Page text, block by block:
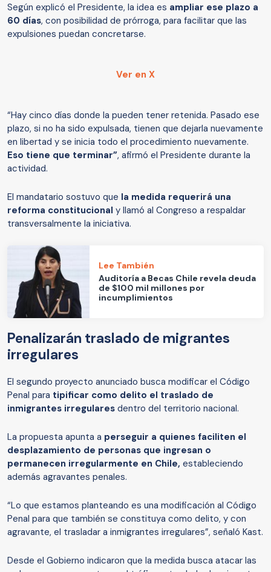
Según explicó el Presidente, la idea es ampliar ese plazo a
60 días, con posibilidad de prórroga, para facilitar que las
expulsiones puedan concretarse.
Ver en X
“Hay cinco días donde la pueden tener retenida. Pasado ese
plazo, si no ha sido expulsada, tienen que dejarla nuevamente
en libertad y se inicia todo el procedimiento nuevamente.
Eso tiene que terminar”, afirmó el Presidente durante la
actividad.
El mandatario sostuvo que la medida requerirá una
reforma constitucional y llamó al Congreso a respaldar
transversalmente la iniciativa.
Lee También
Auditoría a Becas Chile revela deuda
de $100 mil millones por
incumplimientos
Penalizarán traslado de migrantes
irregulares
El segundo proyecto anunciado busca modificar el Código
Penal para tipificar como delito el traslado de
inmigrantes irregulares dentro del territorio nacional.
La propuesta apunta a perseguir a quienes faciliten el
desplazamiento de personas que ingresan o
permanecen irregularmente en Chile, estableciendo
además agravantes penales.
“Lo que estamos planteando es una modificación al Código
Penal para que también se constituya como delito, y con
agravante, el trasladar a inmigrantes irregulares”, señaló Kast.
Desde el Gobierno indicaron que la medida busca atacar las